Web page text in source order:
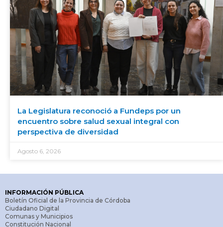
La Legislatura reconoció a Fundeps por un
encuentro sobre salud sexual integral con
perspectiva de diversidad
Agosto 6, 2026
INFORMACIÓN PÚBLICA
Boletín Oficial de la Provincia de Córdoba
Ciudadano Digital
Comunas y Municipios
Constitución Nacional